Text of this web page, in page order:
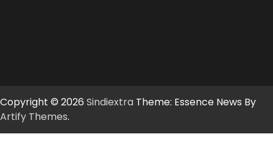
Copyright © 2026 Sindiextra Theme: Essence News By
Artify Themes.